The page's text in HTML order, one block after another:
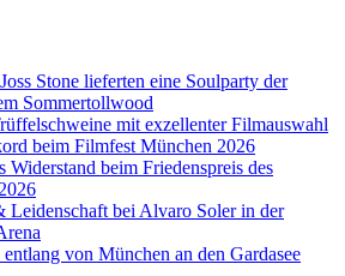
Stone lieferten eine Soulparty der
Sommertollwood
mit exzellenter Filmauswahl
beim Filmfest München 2026
Widerstand beim Friedenspreis des
Leidenschaft bei Alvaro Soler in der
von München an den Gardasee